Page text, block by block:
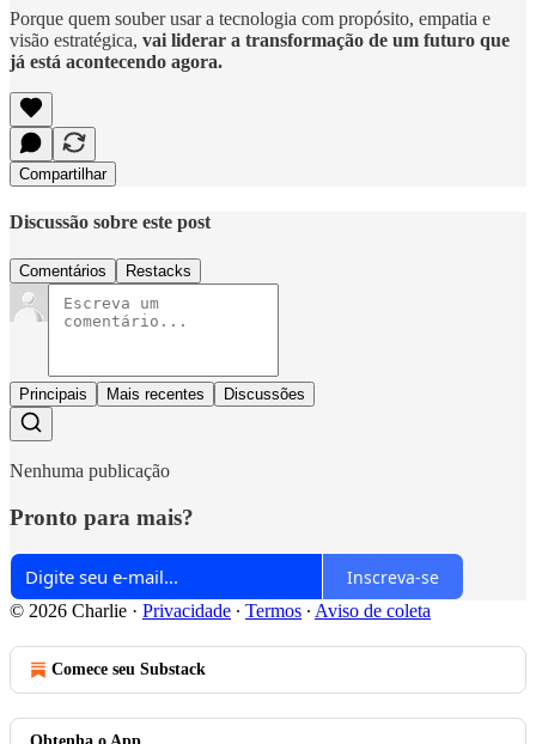
Porque quem souber usar a tecnologia com propósito, empatia e
visão estratégica, vai liderar a transformação de um futuro que
já está acontecendo agora.
Compartilhar
Discussão sobre este post
Comentários Restacks
Principais Mais recentes Discussões
Nenhuma publicação
Pronto para mais?
Inscreva-se
© 2026 Charlie · Privacidade ∙ Termos ∙ Aviso de coleta
Comece seu Substack